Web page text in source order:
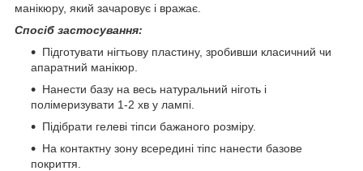
манікюру, який зачаровує і вражає.
Спосіб застосування:
Підготувати нігтьову пластину, зробивши класичний чи
апаратний манікюр.
Нанести базу на весь натуральний ніготь і
полімеризувати 1-2 хв у лампі.
Підібрати гелеві тіпси бажаного розміру.
На контактну зону всередині тіпс нанести базове
покриття.